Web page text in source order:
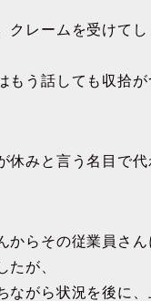
クレームを受けてし
もう話しても収拾が
休みと言う名目で代
からその従業員さ
たが、
ながら状況を後に